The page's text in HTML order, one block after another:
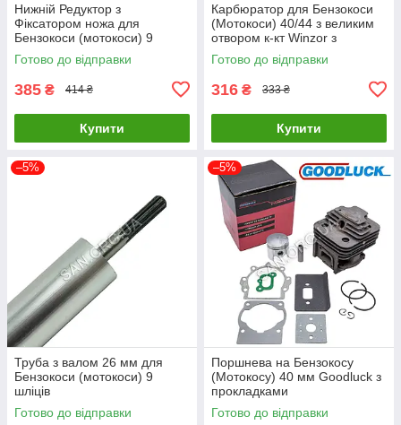
Нижній Редуктор з
Фіксатором ножа для
Бензокоси (мотокоси) 9
шліців d 26 мм
Готово до відправки
385 ₴ 414 ₴
Купити
Карбюратор для Бензокоси
(Мотокоси) 40/44 з великим
отвором к-кт Winzor з
прокладками
Готово до відправки
316 ₴ 333 ₴
Купити
–5%
Труба з валом 26 мм для
Бензокоси (мотокоси) 9
шліців
Готово до відправки
–5%
Поршнева на Бензокосу
(Мотокосу) 40 мм Goodluck з
прокладками
Готово до відправки